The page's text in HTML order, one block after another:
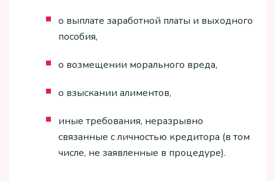
о выплате заработной платы и выходного
пособия,
о возмещении морального вреда,
о взыскании алиментов,
иные требования, неразрывно
связанные с личностью кредитора (в том
числе, не заявленные в процедуре).